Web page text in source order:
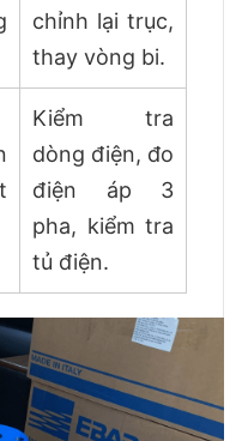
chỉnh lại trục,
thay vòng bi.
Kiểm tra
dòng điện, đo
điện áp 3
pha, kiểm tra
tủ điện.